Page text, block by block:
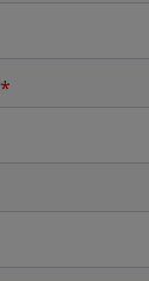
*